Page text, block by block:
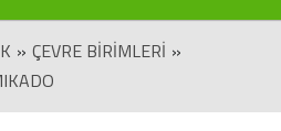
» ÇEVRE BİRİMLERİ »